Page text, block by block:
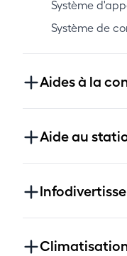
Système
Système de
Aides à la
Aide au